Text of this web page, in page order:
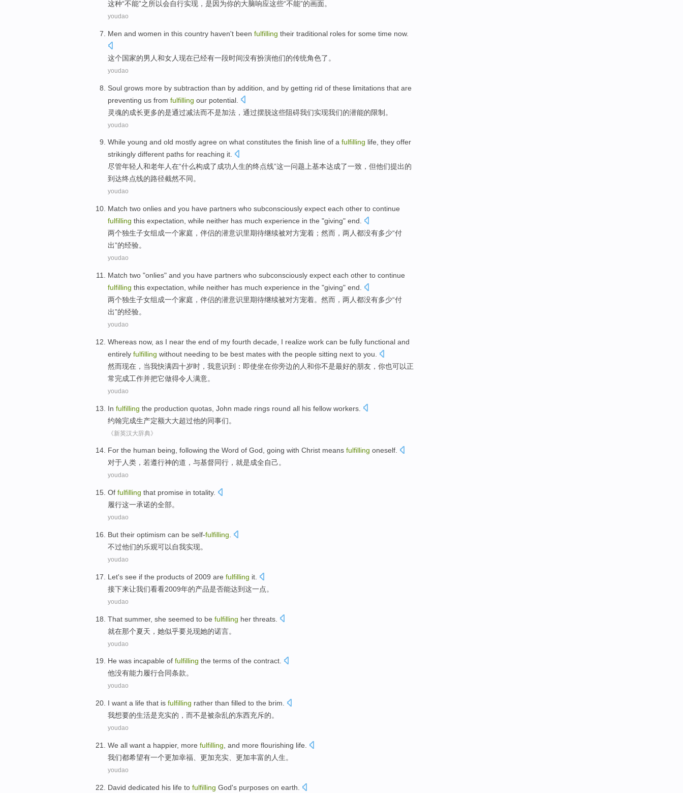
这种“不能”之所以会自行实现， 是因为你的大脑响应这些“不能”的画面。
youdao
Men and women in this country haven't been fulfilling their traditional roles for some time now.
这个国家的男人和女人现在已经有一段时间没有扮演他们的传统角色了。
youdao
Soul grows more by subtraction than by addition , and by getting rid of these limitations that are
preventing us from fulfilling our potential
灵魂的成长更多的是通过减法而不是加法 ，通过摆脱这些阻碍我们实现我们的潜能的限制。
youdao
While young and old mostly agree on what constitutes the finish line of a fulfilling life, they offer
strikingly different paths for reaching it.
尽管年轻人和老年人在“什么构成了成功人生的终点线”这一问题上基本达成了一致， 但他们提出的
到达终点线的路径截然不同。
youdao
Match two onlies and you have partners who subconsciously expect each other to continue
fulfilling this expectation , while neither has much experience in the "giving" end.
两个独生子女组成一个家庭， 伴侣的潜意识里期待继续被对方宠着；然而，两人都没有多少“付
出”的经验。
youdao
Match two "onlies" and you have partners who subconsciously expect each other to continue
fulfilling this expectation while neither has much experience in the "giving" end.
两个独生子女组成一个家庭， 伴侣的潜意识里期待继续被对方宠着。 然而 ，两人都没有多少“付
出”的经验。
youdao
Whereas now, as I near the end of my fourth decade , I realize work can be fully functional and
entirely fulfilling without needing to be best mates with the people sitting next to you
然而现在 ， 当我快满四十岁时，我意识到 ：即使坐在你旁边的人和你不是最好的朋友 ，你也可以正
常完成工作并把它做得令人满意。
youdao
In fulfilling the production quotas John made rings round all his fellow workers
约翰完成生产定额大大超过他的同事们。
《新英汉大辞典》
For the human being, following the Word of God, going with Christ means fulfilling oneself.
对于人类 ， 若遵行神的道 ， 与基督同行 ， 就是成全自己。
youdao
Of fulfilling that promise in totality.
履行这一承诺的全部。
youdao
But their optimism can be self-fulfilling
不过他们的乐观可以 自我实现。
youdao
Let's see if the products of 2009 are fulfilling it
接下来让我们看看2009年的产品是否能达到这一点。
youdao
That summer, she seemed to be fulfilling her threats
就在那个夏天 ， 她似乎要兑现她的诺言。
youdao
He was incapable of fulfilling the terms of the contract.
他没有能力履行合同条款。
youdao
I want a life that is fulfilling rather than filled to the brim
我想要的生活是充实的， 而不是被杂乱的东西充斥的。
youdao
We all want a happier, more fulfilling , and more flourishing life
我们都希望有一个更加幸福 更加充实 、更加丰富的 人生。
youdao
David dedicated his life to fulfilling God's purposes on earth